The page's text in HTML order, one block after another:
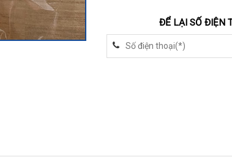
ĐỂ LẠI SỐ ĐIỆN